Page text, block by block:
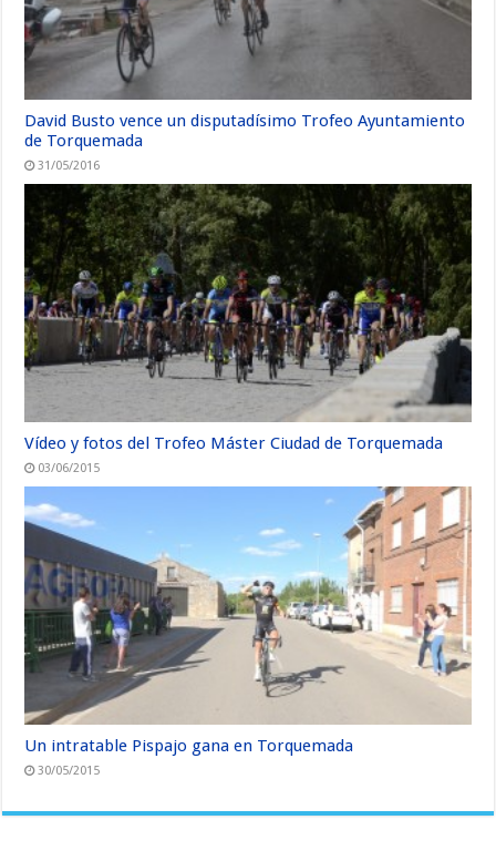
David Busto vence un disputadísimo Trofeo Ayuntamiento
de Torquemada
31/05/2016
Vídeo y fotos del Trofeo Máster Ciudad de Torquemada
03/06/2015
Un intratable Pispajo gana en Torquemada
30/05/2015